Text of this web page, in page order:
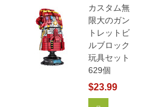
カスタム無
限大のガン
トレットビ
ルブロック
玩具セット
629個
$23.99